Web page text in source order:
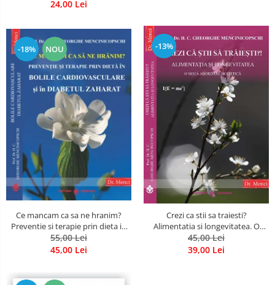
sa ne alegem soarta
24,00 Lei
-18% NOU
Ce mancam ca sa ne hranim?
Preventie si terapie prin dieta in
bolile cardiovasculare si in
diabetul zaharat
55,00 Lei
45,00 Lei
-13%
Crezi ca stii sa traiesti?
Alimentatia si longevitatea. O
noua abordare holistica
45,00 Lei
39,00 Lei